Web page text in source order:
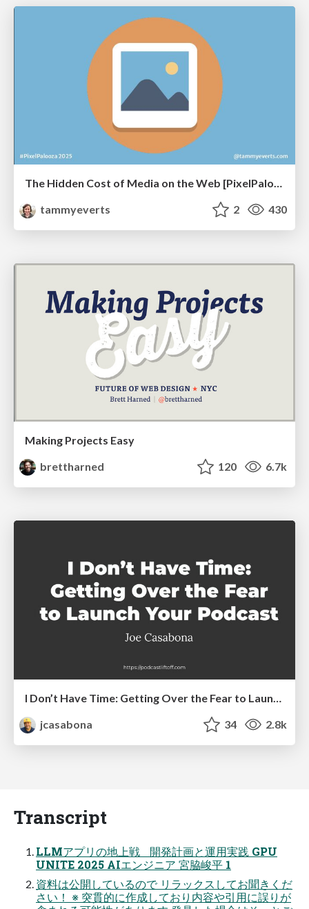
The Hidden Cost of Media on the Web [PixelPalooza 2025]
tammyeverts
2 430
Making Projects Easy
brettharned
120 6.7k
jcasabona
34 2.8k
Transcript
LLMアプリの地上戦 開発計画と運用実践 GPU
UNITE 2025 AIエンジニア 宮脇峻平 1
資料は公開しているので リラックスしてお聞きくだ
さい！ ※ 突貫的に作成しており内容や引用に誤りが